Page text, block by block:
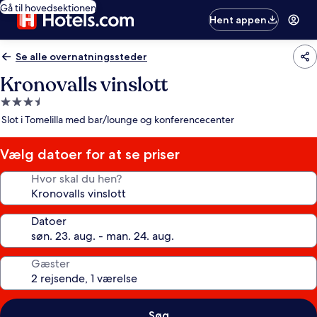
Gå til hovedsektionen
Hent appen
Se alle overnatningssteder
Kronovalls vinslott
3.5-
stjernet
Slot i Tomelilla med bar/lounge og konferencecenter
Vælg datoer for at se priser
Hvor skal du hen?
Datoer
Gæster